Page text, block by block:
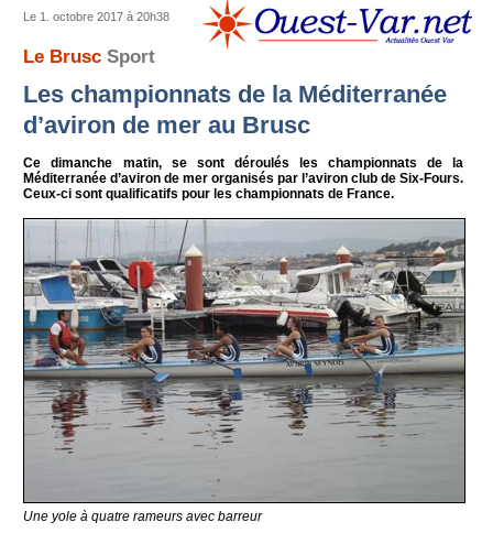
Le 1. octobre 2017 à 20h38
Le BruscSport
Les championnats de la Méditerranée
d’aviron de mer au Brusc
Ce dimanche matin, se sont déroulés les championnats de la
Méditerranée d’aviron de mer organisés par l’aviron club de Six-Fours.
Ceux-ci sont qualificatifs pour les championnats de France.
Une yole à quatre rameurs avec barreur